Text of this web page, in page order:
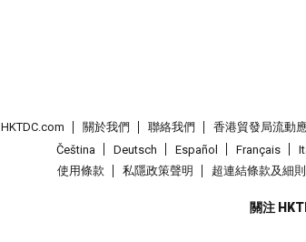
HKTDC.com 關於我們 聯絡我們 香港貿發局流動
Čeština
Deutsch Español Français
使用條款
私隱政策聲明 超連結條款及細則
關注